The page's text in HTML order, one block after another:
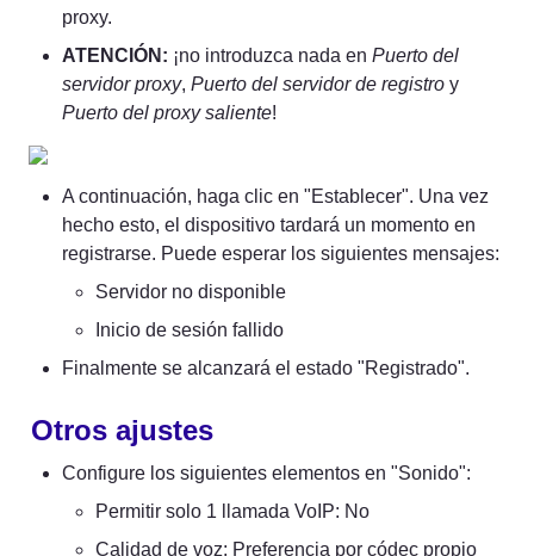
proxy.
ATENCIÓN: ¡no introduzca nada en Puerto del
servidor proxy, Puerto del servidor de registro
Puerto del proxy saliente!
A continuación, haga clic en "Establecer". Una vez
hecho esto, el dispositivo tardará un momento en
registrarse. Puede esperar los siguientes mensajes:
Servidor no disponible
Inicio de sesión fallido
Finalmente se alcanzará el estado "Registrado".
Otros ajustes
Configure los siguientes elementos en "Sonido":
Permitir solo 1 llamada VoIP: No
Calidad de voz: Preferencia por códec propio